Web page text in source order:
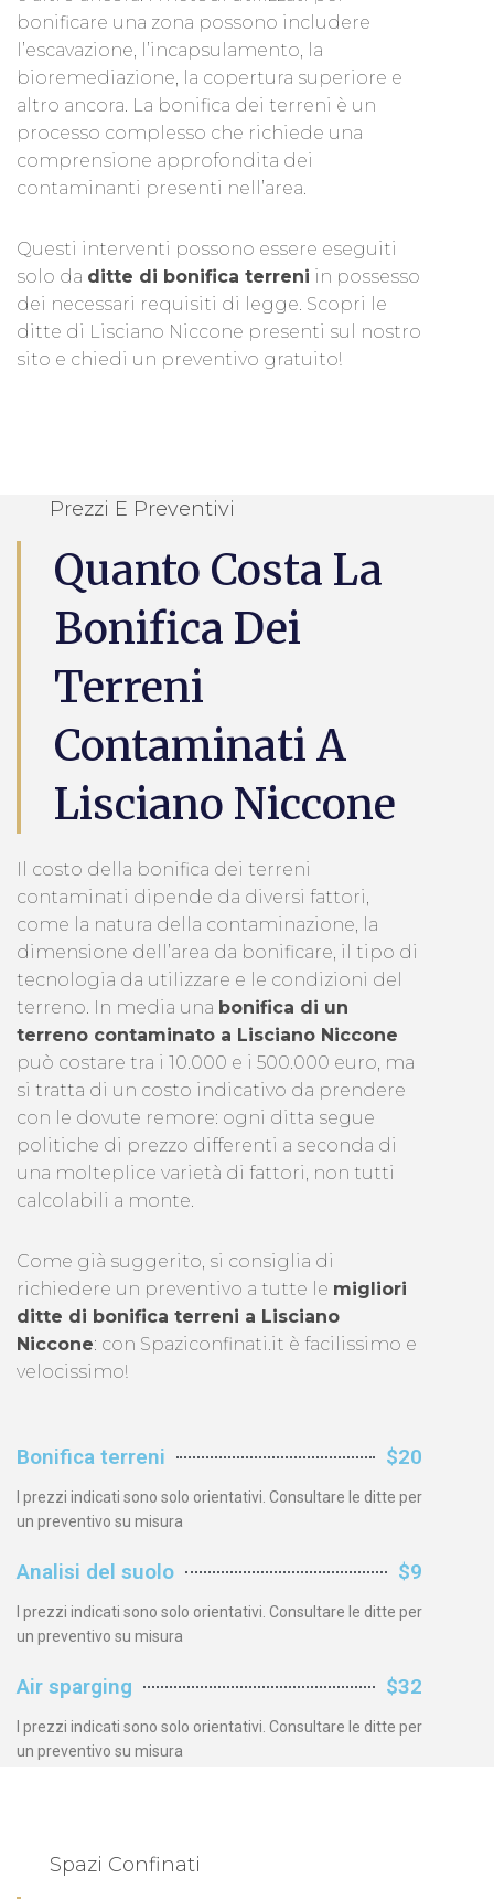
bonificare una zona possono includere
l’escavazione, l’incapsulamento, la
bioremediazione, la copertura superiore e
altro ancora. La bonifica dei terreni è un
processo complesso che richiede una
comprensione approfondita dei
contaminanti presenti nell’area.
Questi interventi possono essere eseguiti
solo da ditte di bonifica terreni in possesso
dei necessari requisiti di legge. Scopri le
ditte di Lisciano Niccone presenti sul nostro
sito e chiedi un preventivo gratuito!
Prezzi E Preventivi
Quanto Costa La
Bonifica Dei
Terreni
Contaminati A
Lisciano Niccone
Il costo della bonifica dei terreni
contaminati dipende da diversi fattori,
come la natura della contaminazione, la
dimensione dell’area da bonificare, il tipo di
tecnologia da utilizzare e le condizioni del
terreno. In media una bonifica di un
terreno contaminato a Lisciano Niccone
può costare tra i 10.000 e i 500.000 euro, ma
si tratta di un costo indicativo da prendere
con le dovute remore: ogni ditta segue
politiche di prezzo differenti a seconda di
una molteplice varietà di fattori, non tutti
calcolabili a monte.
Come già suggerito, si consiglia di
richiedere un preventivo a tutte le migliori
ditte di bonifica terreni a Lisciano
Niccone: con Spaziconfinati.it è facilissimo e
velocissimo!
Bonifica terreni $20
I prezzi indicati sono solo orientativi. Consultare le ditte per
un preventivo su misura
Analisi del suolo $9
I prezzi indicati sono solo orientativi. Consultare le ditte per
un preventivo su misura
Air sparging $32
I prezzi indicati sono solo orientativi. Consultare le ditte per
un preventivo su misura
Spazi Confinati